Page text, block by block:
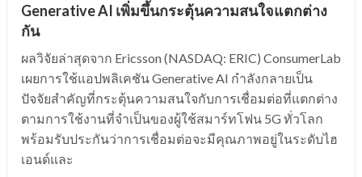
Generative AI เพิ่มขึ้นกระตุ้นความสนใจแตกต่าง
กัน
ผลวิจัยล่าสุดจาก Ericsson (NASDAQ: ERIC) ConsumerLab
เผยการใช้แอปพลิเคชัน Generative AI กำลังกลายเป็น
ปัจจัยสำคัญที่กระตุ้นความสนใจกับการเชื่อมต่อที่แตกต่าง
ตามการใช้งานที่จำเป็นของผู้ใช้สมาร์ทโฟน 5G ทั่วโลก
พร้อมรับประกันว่าการเชื่อมต่อจะมีคุณภาพอยู่ในระดับไฮ
เอนด์และ